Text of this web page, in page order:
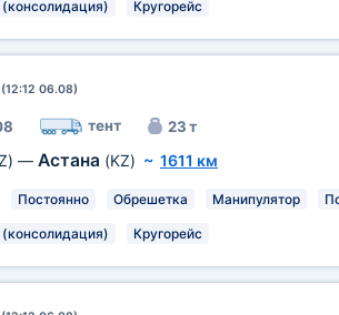
Кругорейс
06.08)
тент 23 т
— Астана (KZ) ~ 1611 км
Постоянно Обрешетка Манипулятор
Кругорейс